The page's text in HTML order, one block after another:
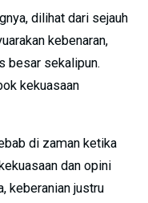
dilihat dari sejauh
kebenaran,
besar sekalipun.
kekuasaan
di zaman ketika
dan opini
keberanian justru